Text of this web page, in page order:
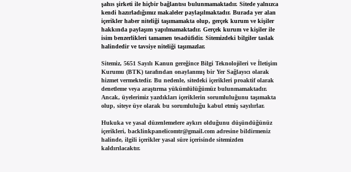
şahıs şirketi ile hiçbir bağlantısı bulunmamaktadır. Sitede yalnızca
kendi hazırladığımız makaleler paylaşılmaktadır. Burada yer alan
içerikler haber niteliği taşımamakta olup, gerçek kurum ve kişiler
hakkında paylaşım yapılmamaktadır. Gerçek kurum ve kişiler ile
isim benzerlikleri tamamen tesadüfidir. Sitemizdeki bilgiler taslak
halindedir ve tavsiye niteliği taşımazlar.
Sitemiz, 5651 Sayılı Kanun gereğince Bilgi Teknolojileri ve İletişim
Kurumu (BTK) tarafından onaylanmış bir Yer Sağlayıcı olarak
hizmet vermektedir. Bu nedenle, sitedeki içerikleri proaktif olarak
denetleme veya araştırma yükümlülüğümüz bulunmamaktadır.
Ancak, üyelerimiz yazdıkları içeriklerin sorumluluğunu taşımakta
olup, siteye üye olarak bu sorumluluğu kabul etmiş sayılırlar.
Hukuka ve yasal düzenlemelere aykırı olduğunu düşündüğünüz
içerikleri, backlinkpanelicomtr@gmail.comadresine bildirmeniz
halinde, ilgili içerikler yasal süre içerisinde sitemizden
kaldırılacaktır.